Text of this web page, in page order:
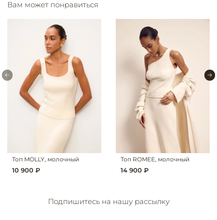
Вам может понравиться
Топ MOLLY, молочный
10 900 ₽
Топ ROMEE, молочный
14 900 ₽
Подпишитесь на нашу рассылку